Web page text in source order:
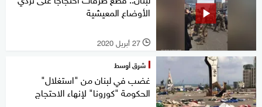
الأوضاع المعيشية
l 27 أبريل 2020
شرق أوسط
غضب في لبنان من "استغلال"
الحكومة "كورونا" لإنهاء الاحتجاج